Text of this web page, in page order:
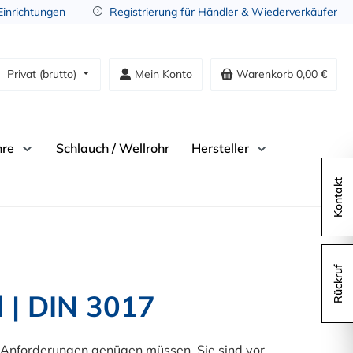
Registrierung für Händler & Wiederverkäufer
Privat (brutto) Mein Konto Warenkorb 0,00 €
Schlauch / Wellrohr Hersteller
| DIN 3017
genügen müssen. Sie sind vor
Kontakt
Rückruf